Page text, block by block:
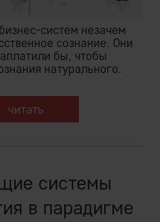
систем незачем
сознание. Они
бы, чтобы
натурального.
читать
системы
в парадигме